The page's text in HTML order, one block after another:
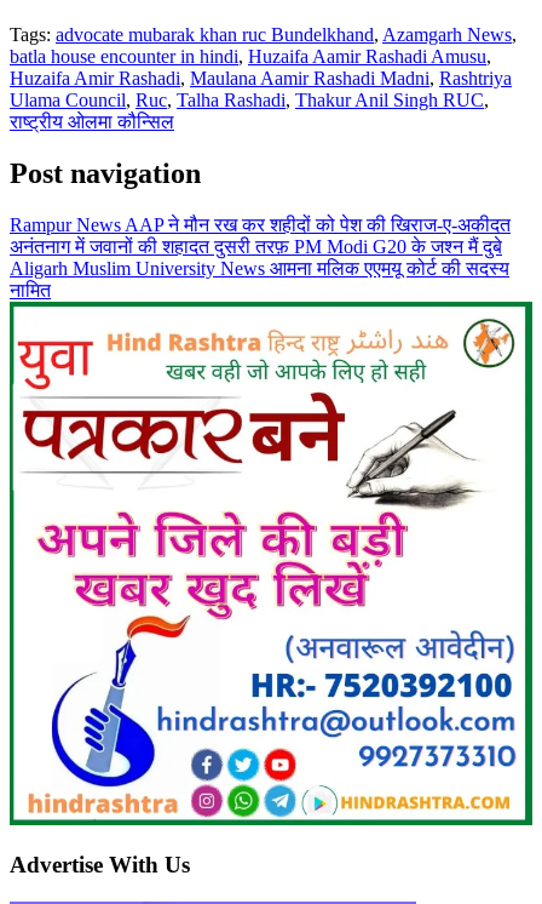
Tags: advocate mubarak khan ruc Bundelkhand, Azamgarh News,
batla house encounter in hindi, Huzaifa Aamir Rashadi Amusu,
Huzaifa Amir Rashadi, Maulana Aamir Rashadi Madni, Rashtriya
Ulama Council, Ruc, Talha Rashadi, Thakur Anil Singh RUC,
राष्ट्रीय ओलमा कौन्सिल
Post navigation
Rampur News AAP ने मौन रख कर शहीदों को पेश की खिराज-ए-अकीदत
अनंतनाग में जवानों की शहादत दुसरी तरफ़ PM Modi G20 के जश्न मैं दुबे
Aligarh Muslim University News आमना मलिक एएमयू कोर्ट की सदस्य
नामित
Advertise With Us